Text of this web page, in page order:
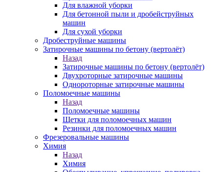
Для влажной уборки
Для бетонной пыли и дробейструйных
машин
Для сухой уборки
Дробеструйные машины
Затирочные машины по бетону (вертолёт)
Назад
Затирочные машины по бетону (вертолёт)
Двухроторные затирочные машины
Однороторные затирочные машины
Поломоечные машины
Назад
Поломоечные машины
Щетки для поломоечных машин
Резинки для поломоечных машин
Фрезеровальные машины
Химия
Назад
Химия